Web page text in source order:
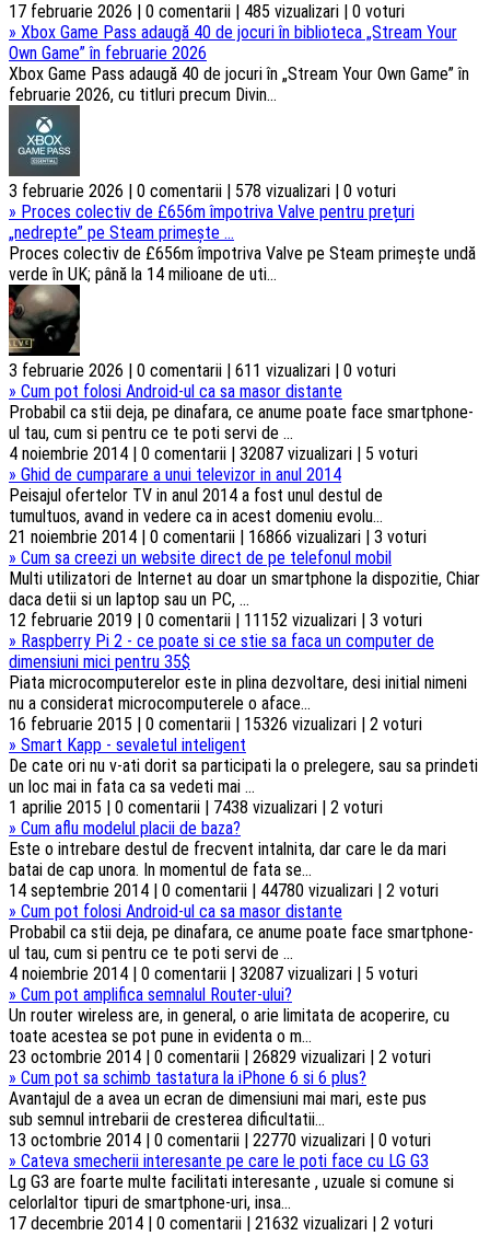
17 februarie 2026 | 0 comentarii | 485 vizualizari | 0 voturi
» Xbox Game Pass adaugă 40 de jocuri în biblioteca „Stream Your
Own Game” în februarie 2026
Xbox Game Pass adaugă 40 de jocuri în „Stream Your Own Game” în
februarie 2026, cu titluri precum Divin...
3 februarie 2026 | 0 comentarii | 578 vizualizari | 0 voturi
» Proces colectiv de £656m împotriva Valve pentru prețuri
„nedrepte” pe Steam primește ...
Proces colectiv de £656m împotriva Valve pe Steam primește undă
verde în UK; până la 14 milioane de uti...
3 februarie 2026 | 0 comentarii | 611 vizualizari | 0 voturi
» Cum pot folosi Android-ul ca sa masor distante
Probabil ca stii deja, pe dinafara, ce anume poate face smartphone-
ul tau, cum si pentru ce te poti servi de ...
4 noiembrie 2014 | 0 comentarii | 32087 vizualizari | 5 voturi
» Ghid de cumparare a unui televizor in anul 2014
Peisajul ofertelor TV in anul 2014 a fost unul destul de
tumultuos, avand in vedere ca in acest domeniu evolu...
21 noiembrie 2014 | 0 comentarii | 16866 vizualizari | 3 voturi
» Cum sa creezi un website direct de pe telefonul mobil
Multi utilizatori de Internet au doar un smartphone la dispozitie, Chiar
daca detii si un laptop sau un PC, ...
12 februarie 2019 | 0 comentarii | 11152 vizualizari | 3 voturi
» Raspberry Pi 2 - ce poate si ce stie sa faca un computer de
dimensiuni mici pentru 35$
Piata microcomputerelor este in plina dezvoltare, desi initial nimeni
nu a considerat microcomputerele o aface...
16 februarie 2015 | 0 comentarii | 15326 vizualizari | 2 voturi
» Smart Kapp - sevaletul inteligent
De cate ori nu v-ati dorit sa participati la o prelegere, sau sa prindeti
un loc mai in fata ca sa vedeti mai ...
1 aprilie 2015 | 0 comentarii | 7438 vizualizari | 2 voturi
» Cum aflu modelul placii de baza?
Este o intrebare destul de frecvent intalnita, dar care le da mari
batai de cap unora. In momentul de fata se...
14 septembrie 2014 | 0 comentarii | 44780 vizualizari | 2 voturi
» Cum pot folosi Android-ul ca sa masor distante
Probabil ca stii deja, pe dinafara, ce anume poate face smartphone-
ul tau, cum si pentru ce te poti servi de ...
4 noiembrie 2014 | 0 comentarii | 32087 vizualizari | 5 voturi
» Cum pot amplifica semnalul Router-ului?
Un router wireless are, in general, o arie limitata de acoperire, cu
toate acestea se pot pune in evidenta o m...
23 octombrie 2014 | 0 comentarii | 26829 vizualizari | 2 voturi
» Cum pot sa schimb tastatura la iPhone 6 si 6 plus?
Avantajul de a avea un ecran de dimensiuni mai mari, este pus
sub semnul intrebarii de cresterea dificultatii...
13 octombrie 2014 | 0 comentarii | 22770 vizualizari | 0 voturi
» Cateva smecherii interesante pe care le poti face cu LG G3
Lg G3 are foarte multe facilitati interesante , uzuale si comune si
celorlaltor tipuri de smartphone-uri, insa...
17 decembrie 2014 | 0 comentarii | 21632 vizualizari | 2 voturi